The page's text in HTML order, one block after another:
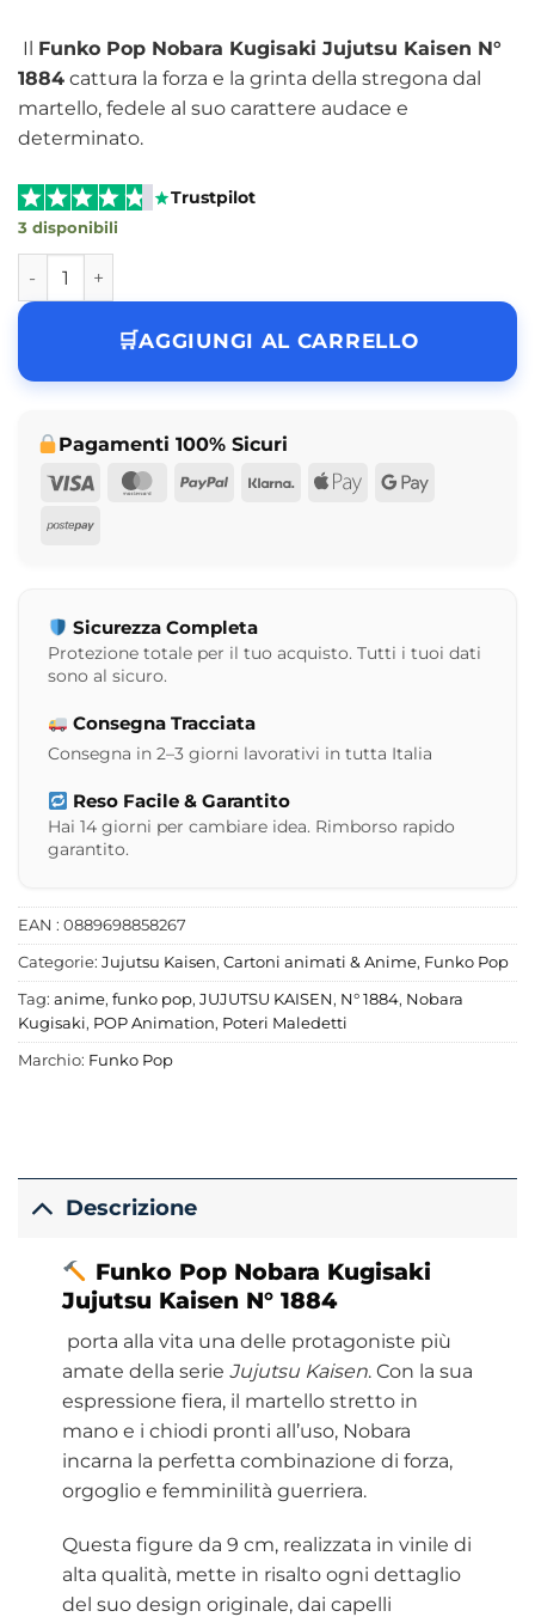
Il Funko Pop Nobara Kugisaki Jujutsu Kaisen N°
1884 cattura la forza e la grinta della stregona dal
martello, fedele al suo carattere audace e
determinato.
Trustpilot
3 disponibili
Funko Pop Nobara Kugisaki Jujutsu Kaisen N° 1884
AGGIUNGI AL CARRELLO
Pagamenti 100% Sicuri
Visa
MasterCard
PayPalKlarna Apple Google
Postepay
Sicurezza Completa
Protezione totale per il tuo acquisto. Tutti i tuoi dati
sono al sicuro.
Consegna Tracciata
Consegna in 2–3 giorni lavorativi in tutta Italia
Reso Facile & Garantito
Hai 14 giorni per cambiare idea. Rimborso rapido
garantito.
EAN : 0889698858267
Categorie: Jujutsu Kaisen, Cartoni animati & Anime, Funko Pop
Tag: anime, funko pop, JUJUTSU KAISEN, N° 1884, Nobara
Kugisaki, POP Animation, Poteri Maledetti
Marchio: Funko Pop
Descrizione
Funko Pop Nobara Kugisaki
Jujutsu Kaisen N° 1884
porta alla vita una delle protagoniste più
amate della serie Jujutsu Kaisen. Con la sua
espressione fiera, il martello stretto in
mano e i chiodi pronti all’uso, Nobara
incarna la perfetta combinazione di forza,
orgoglio e femminilità guerriera.
Questa figure da 9 cm, realizzata in vinile di
alta qualità, mette in risalto ogni dettaglio
del suo design originale, dai capelli